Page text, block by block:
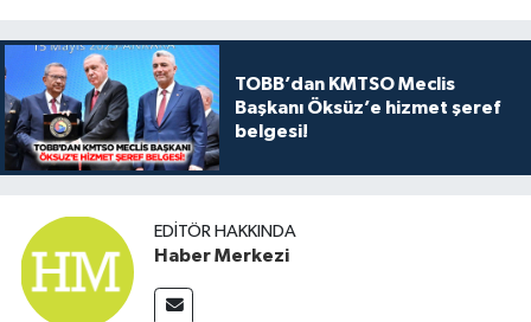
TOBB’dan KMTSO Meclis
Başkanı Öksüz’e hizmet şeref
belgesi!
EDITÖR HAKKINDA
Haber Merkezi